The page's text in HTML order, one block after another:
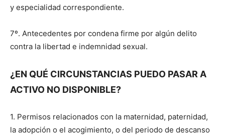
y especialidad correspondiente.
7º. Antecedentes por condena firme por algún delito
contra la libertad e indemnidad sexual.
¿EN QUÉ CIRCUNSTANCIAS PUEDO PASAR A
ACTIVO NO DISPONIBLE?
1. Permisos relacionados con la maternidad, paternidad,
la adopción o el acogimiento, o del periodo de descanso